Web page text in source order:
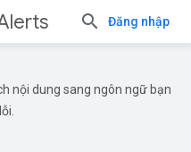
Đăng nhập
nội dung sang ngôn ngữ bạn